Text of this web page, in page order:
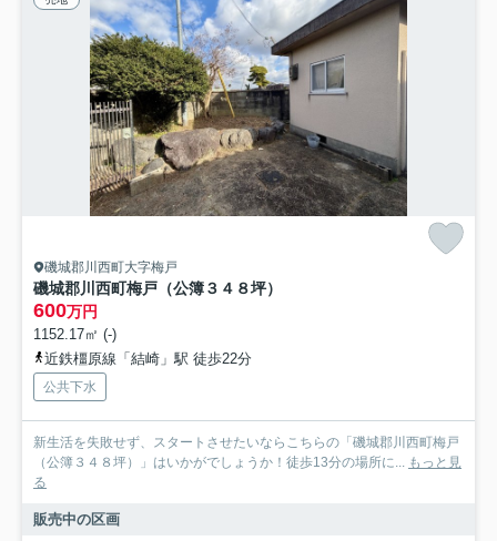
磯城郡川西町大字梅戸
磯城郡川西町梅戸（公簿３４８坪）
600万円
1152.17㎡ (-)
近鉄橿原線「結崎」駅 徒歩22分
公共下水
新生活を失敗せず、スタートさせたいならこちらの「磯城郡川西町梅戸
（公簿３４８坪）」はいかがでしょうか！徒歩13分の場所に... もっと見
る
販売中の区画